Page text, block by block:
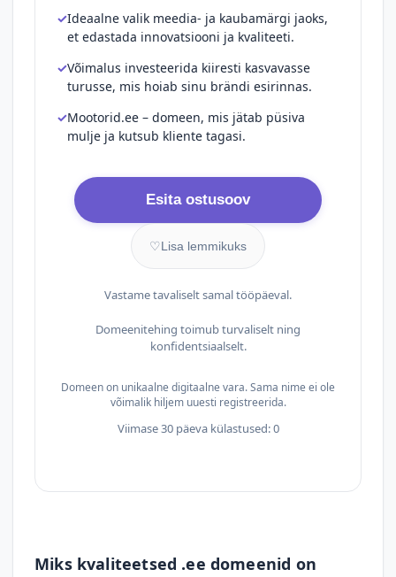
Ideaalne valik meedia- ja kaubamärgi jaoks,
et edastada innovatsiooni ja kvaliteeti.
Võimalus investeerida kiiresti kasvavasse
turusse, mis hoiab sinu brändi esirinnas.
Mootorid.ee – domeen, mis jätab püsiva
mulje ja kutsub kliente tagasi.
Esita ostusoov
♡Lisa lemmikuks
Vastame tavaliselt samal tööpäeval.
Domeenitehing toimub turvaliselt ning
konfidentsiaalselt.
Domeen on unikaalne digitaalne vara. Sama nime ei ole
võimalik hiljem uuesti registreerida.
Viimase 30 päeva külastused: 0
Miks kvaliteetsed .ee domeenid on